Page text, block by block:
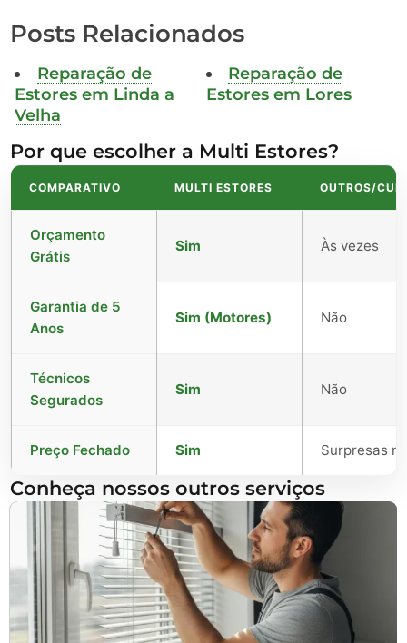
Posts Relacionados
Reparação de
Estores em Linda a
Velha
Reparação de
Estores em Lores
Por que escolher a Multi Estores?
COMPARATIVO MULTI ESTORES OUTROS/
Orçamento
Grátis
Sim Às vezes
Garantia de 5
Anos
Sim (Motores) Não
Técnicos
Segurados
Sim Não
Preço Fechado Sim Surpresas
Conheça nossos outros serviços